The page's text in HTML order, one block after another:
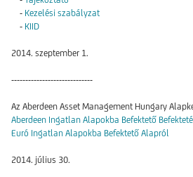
- Kezelési szabályzat
- KIID
2014. szeptember 1.
-----------------------------
Az Aberdeen Asset Management Hungary
Aberdeen Ingatlan Alapokba Befektető
Euró Ingatlan Alapokba Befektető Alapról
2014. július 30.